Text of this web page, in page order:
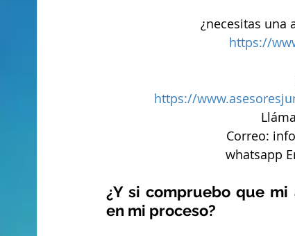
¿necesitas una
https://
https://
Correo:
whatsapp
¿Y si compruebo que
en mi proceso?